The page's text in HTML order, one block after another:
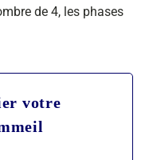
de 4, les phases
votre